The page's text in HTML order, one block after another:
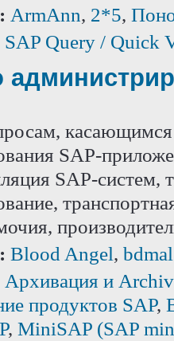
ArmAnn, 2*5,
SAP Query / Quick
касающимся
SAP-
SAP-систем,
Blood Angel,
Архивация и
продуктов SAP,
, MiniSAP (SAP